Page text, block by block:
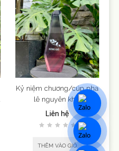
Kỷ niệm chương/cúp pha
lê nguyên khối
Liên hệ
THÊM VÀO GIỎ